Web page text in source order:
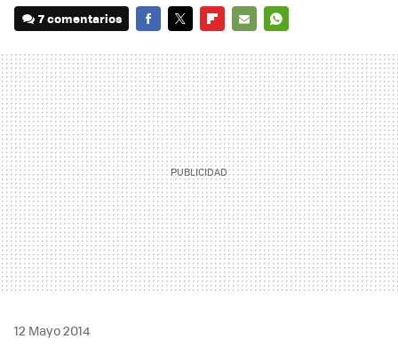
7 comentarios
MAIL
12 Mayo 2014